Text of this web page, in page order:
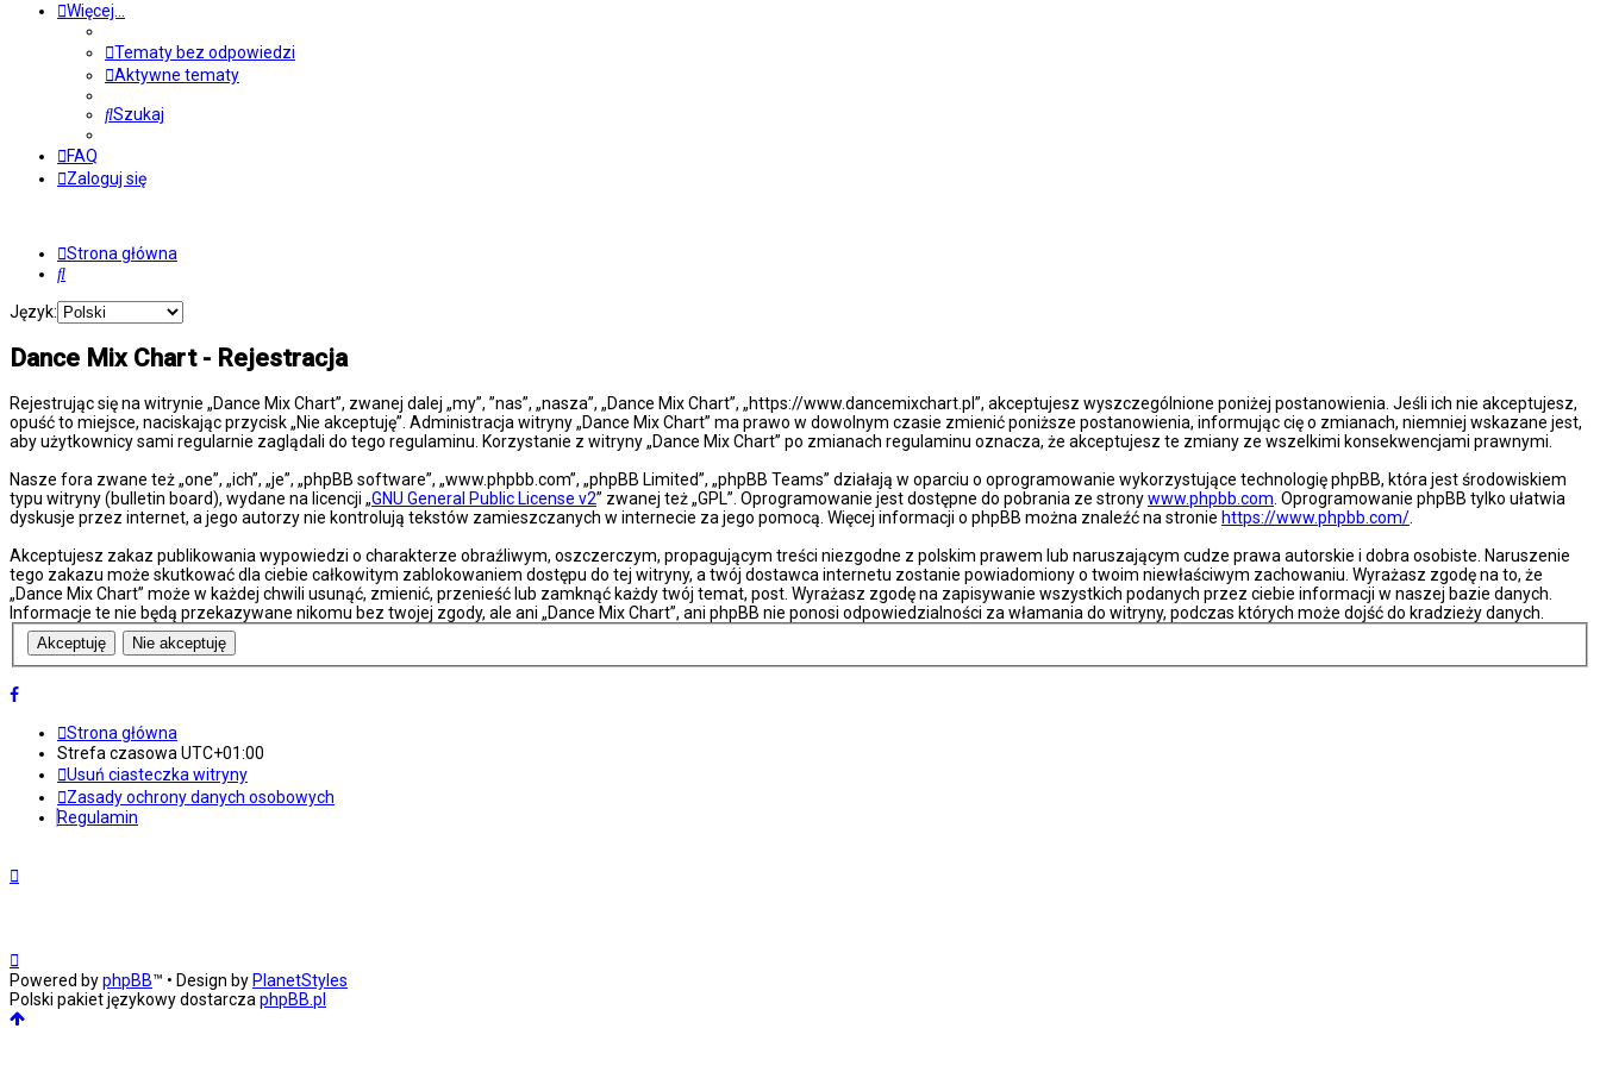
Więcej…
Tematy bez odpowiedzi
Aktywne tematy
Szukaj
FAQ
Zaloguj się
Strona główna
Szukaj
Język:
Dance Mix Chart - Rejestracja
Rejestrując się na witrynie „Dance Mix Chart”, zwanej dalej „my”, ”nas”, „nasza”, „Dance Mix Chart”, „https://www.dancemixchart.pl”, akceptujesz wyszczególnione poniżej postanowienia. Jeśli ich nie akceptujesz,
opuść to miejsce, naciskając przycisk „Nie akceptuję”. Administracja witryny „Dance Mix Chart” ma prawo w dowolnym czasie zmienić poniższe postanowienia, informując cię o zmianach, niemniej wskazane jest,
aby użytkownicy sami regularnie zaglądali do tego regulaminu. Korzystanie z witryny „Dance Mix Chart” po zmianach regulaminu oznacza, że akceptujesz te zmiany ze wszelkimi konsekwencjami prawnymi.
Nasze fora zwane też „one”, „ich”, „je”, „phpBB software”, „www.phpbb.com”, „phpBB Limited”, „phpBB Teams” działają w oparciu o oprogramowanie wykorzystujące technologię phpBB, która jest środowiskiem
typu witryny (bulletin board), wydane na licencji „GNU General Public License v2” zwanej też „GPL”. Oprogramowanie jest dostępne do pobrania ze stronywww.phpbb.com . Oprogramowanie phpBB tylko ułatwia
dyskusje przez internet, a jego autorzy nie kontrolują tekstów zamieszczanych w internecie za jego pomocą. Więcej informacji o phpBB można znaleźć na stronie https://www.phpbb.com/
Akceptujesz zakaz publikowania wypowiedzi o charakterze obraźliwym, oszczerczym, propagującym treści niezgodne z polskim prawem lub naruszającym cudze prawa autorskie i dobra osobiste. Naruszenie
tego zakazu może skutkować dla ciebie całkowitym zablokowaniem dostępu do tej witryny, a twój dostawca internetu zostanie powiadomiony o twoim niewłaściwym zachowaniu. Wyrażasz zgodę na to, że
„Dance Mix Chart” może w każdej chwili usunąć, zmienić, przenieść lub zamknąć każdy twój temat, post. Wyrażasz zgodę na zapisywanie wszystkich podanych przez ciebie informacji w naszej bazie danych.
Informacje te nie będą przekazywane nikomu bez twojej zgody, ale ani „Dance Mix Chart”, ani phpBB nie ponosi odpowiedzialności za włamania do witryny, podczas których może dojść do kradzieży danych.
Strona główna
Strefa czasowaUTC+01:00
Usuń ciasteczka witryny
Zasady ochrony danych osobowych
Regulamin
Powered byphpBB™ • Design by PlanetStyles
Polski pakiet językowy dostarczaphpBB.pl